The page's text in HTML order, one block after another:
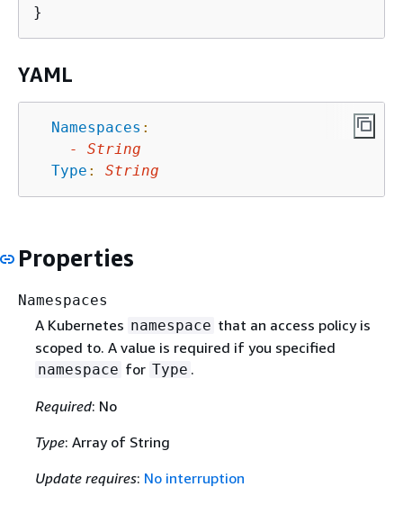
YAML
Namespaces :
-
String
Type : String
Properties
Namespaces
A Kubernetes namespace that an access policy is
scoped to. A value is required if you specified
namespace for Type .
Required: No
Type: Array of String
Update requires: No interruption